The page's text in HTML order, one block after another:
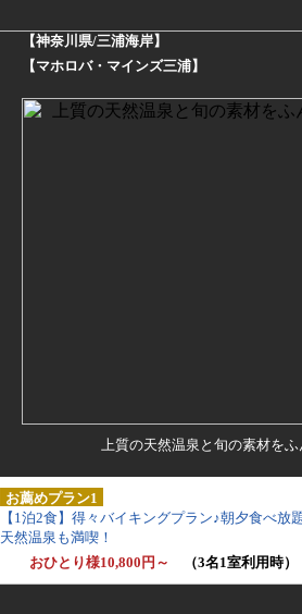
【神奈川県/三浦海岸】
【マホロバ・マインズ三浦】
上質の天然温泉と旬の素材を
お薦めプラン1
【1泊2食】得々バイキングプラン♪朝夕食べ放
天然温泉も満喫！
おひとり様10,800円～
（3名1室利用時）